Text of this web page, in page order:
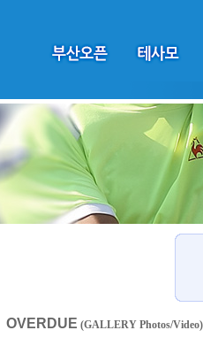
OVERDUE (GALLERY Photos/Video)